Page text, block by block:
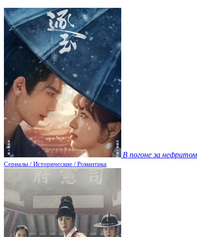
В погоне за нефритом
Сериалы / Исторические / Романтика